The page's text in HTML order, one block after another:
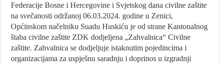
Federacije Bosne i Hercegovine i Svjetskog dana civilne zaštite
na svečanosti održanoj 06.03.2024. godine u Zenici,
Općinskom načelniku Suadu Huskiću je od strane Kantonalnog
štaba civilne zaštite ZDK dodjeljena „Zahvalnica“ Civilne
zaštite. Zahvalnica se dodjeljuje istaknutim pojedincima i
organizacijama za uspješnu saradnju i doprinos u izgradnji